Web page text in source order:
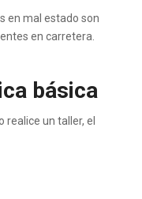
en mal estado son
en carretera.
básica
un taller, el